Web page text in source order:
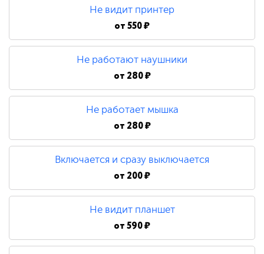
Не видит принтер
от550 ₽
Не работают наушники
от 280 ₽
Не работает мышка
от 280 ₽
Включается и сразу выключается
от 200 ₽
Не видит планшет
от590 ₽